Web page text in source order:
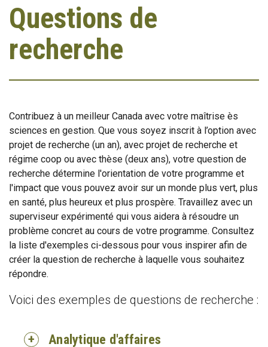
Questions de
recherche
Contribuez à un meilleur Canada avec votre maîtrise ès
sciences en gestion. Que vous soyez inscrit à l’option avec
projet de recherche (un an), avec projet de recherche et
régime coop ou avec thèse (deux ans), votre question de
recherche détermine l'orientation de votre programme et
l'impact que vous pouvez avoir sur un monde plus vert, plus
en santé, plus heureux et plus prospère. Travaillez avec un
superviseur expérimenté qui vous aidera à résoudre un
problème concret au cours de votre programme. Consultez
la liste d'exemples ci-dessous pour vous inspirer afin de
créer la question de recherche à laquelle vous souhaitez
répondre.
Voici des exemples de questions de recherche :
Analytique d'affaires